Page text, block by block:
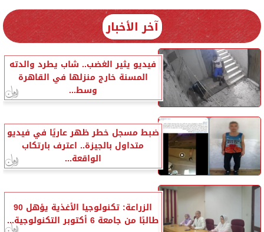
آخر الأخبار
فيديو يثير الغضب.. شاب يطرد والدته
المسنة خارج منزلها في القاهرة
وسط...
ضبط مسجل خطر ظهر عاريًا في فيديو
متداول بالجيزة.. اعترف بارتكاب
الواقعة...
الزراعة: تكنولوجيا الأغذية يؤهل 90
طالبًا من جامعة 6 أكتوبر التكنولوجية...